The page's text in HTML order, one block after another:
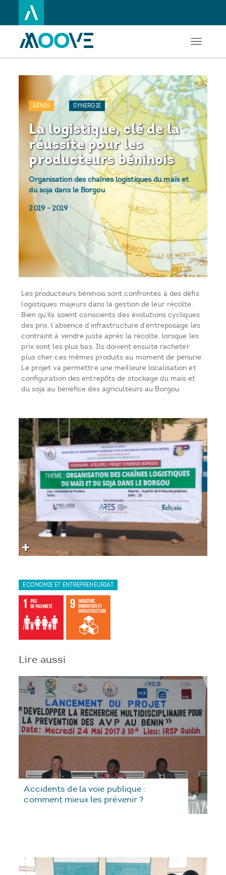
au
principal
Toggle
BÉNIN SYNERGIE
La logistique, clé de la
réussite pour les
producteurs béninois
Organisation des chaînes logistiques du maïs et
du soja dans le Borgou
2019-2019
Les producteurs béninois sont confrontés à des défis
logistiques majeurs dans la gestion de leur récolte.
Bien qu’ils soient conscients des évolutions cycliques
des prix, l’absence d’infrastructure d’entreposage les
contraint à vendre juste après la récolte, lorsque les
prix sont les plus bas. Ils doivent ensuite racheter
plus cher ces mêmes produits au moment de pénurie.
Le projet va permettre une meilleure localisation et
configuration des entrepôts de stockage du maïs et
du soja au bénéfice des agriculteurs au Borgou.
ECONOMIE ET ENTREPRENEURIAT
Lire aussi
Accidents de la voie publique :
comment mieux les prévenir ?